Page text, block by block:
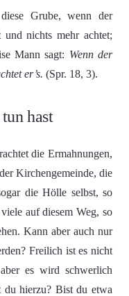
Grube, wenn der
nichts mehr achtet;
Mann sagt: Wenn der
er’s. (Spr. 18, 3).
hast
die Ermahnungen,
Kirchengemeinde, die
die Hölle selbst, so
auf diesem Weg, so
Kann aber auch nur
Freilich ist es nicht
es wird schwerlich
du hierzu? Bist du etwa